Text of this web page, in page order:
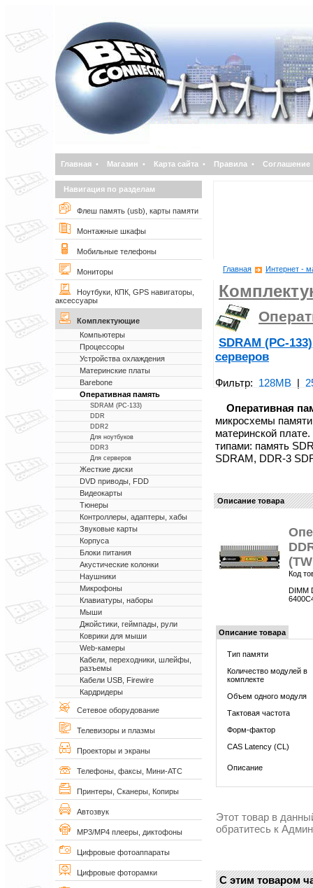
Главная • Магазин • Карта сайта • Правила • Соглашение
Навигация по разделам
Флеш память (usb), карты памяти
Монтажные шкафы
Мобильные телефоны
Мониторы
Ноутбуки, КПК, GPS навигаторы,
аксессуары
Комплектующие
Компьютеры
Процессоры
Устройства охлаждения
Материнские платы
Barebone
Оперативная память
SDRAM (PC-133)
DDR
DDR2
Для ноутбуков
DDR3
Для серверов
Жесткие диски
DVD приводы, FDD
Видеокарты
Тюнеры
Контроллеры, адаптеры, хабы
Звуковые карты
Корпуса
Блоки питания
Акустические колонки
Наушники
Микрофоны
Клавиатуры, наборы
Мыши
Джойстики, геймпады, рули
Коврики для мыши
Web-камеры
Кабели, переходники, шлейфы,
разъемы
Кабели USB, Firewire
Кардридеры
Сетевое оборудование
Телевизоры и плазмы
Проекторы и экраны
Телефоны, факсы, Мини-АТС
Принтеры, Сканеры, Копиры
Автозвук
MP3/MP4 плееры, диктофоны
Цифровые фотоаппараты
Цифровые фоторамки
Главная Интернет -
SDRAM (PC-133)
серверов
Фильтр: 128MB |
Оперативная
микросхемы
материнской
типами: память
SDRAM, DDR-3
Описание товара
Код
DIMM
Описание товара
Тип памяти
Количество модулей в
комплекте
Объем одного модуля
Тактовая частота
Форм-фактор
CAS Latency (CL)
Описание
Этот товар в
обратитесь к
С этим товаром